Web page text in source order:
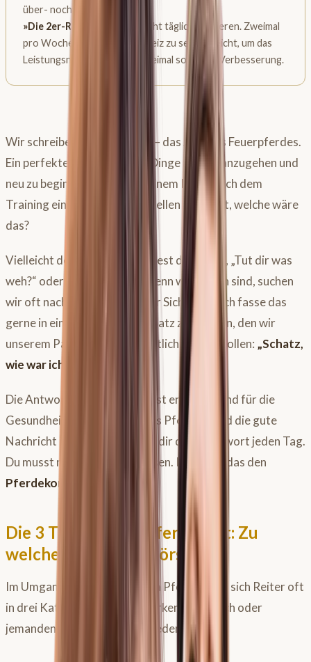
über- noch zu unterfordern.
»Die 2er-Regel:
Du musst nicht täglich trainieren. Zweimal
pro Woche einen gezielten Reiz zu setzen reicht, um das
Leistungsniveau zu halten; dreimal sorgt für Verbesserung.
Wir schreiben das Jahr 2026 – das Jahr des Feuerpferdes.
Ein perfekter Zeitpunkt, um Dinge anders anzugehen und
neu zu beginnen. Wenn du deinem Pferd nach dem
Training eine einzige Frage stellen könntest, welche wäre
das?
Vielleicht denkst du an: „Hattest du Spaß?“, „Tut dir was
weh?“ oder „War ich fair?“. Wenn wir ehrlich sind, suchen
wir oft nach Bestätigung oder Sicherheit. Ich fasse das
gerne in einem provokanten Satz zusammen, den wir
unserem Partner Pferd eigentlich stellen wollen: „Schatz,
wie war ich?“
Die Antwort auf diese Frage ist entscheidend für die
Gesundheit und Freude deines Pferdes. Und die gute
Nachricht ist: Dein Pferd gibt dir diese Antwort jeden Tag.
Du musst nur lernen, sie zu lesen. Ich nenne das den
Pferdekompass
Die 3 Typen in der Pferdewelt: Zu
welcher Gruppe gehörst du?
Im Umgang mit Feedback vom Pferd lassen sich Reiter oft
in drei Kategorien einteilen. Erkennst du dich oder
jemanden aus deinem Stall wieder?